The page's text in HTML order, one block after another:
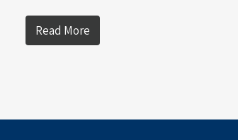
Read More